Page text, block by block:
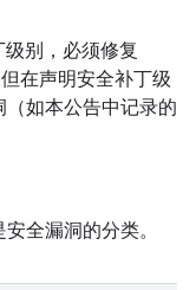
别，必须修复
在声明安全补丁级
如本公告中记录的
全漏洞的分类。